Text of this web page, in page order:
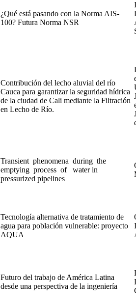
¿Qué está pasando con la Norma AIS-
100? Futura Norma NSR
Contribución del lecho aluvial del río
Cauca para garantizar la seguridad hídrica
de la ciudad de Cali mediante la Filtración
en Lecho de Río.
Transient phenomena during the
emptying process of water in
pressurized pipelines
Tecnología alternativa de tratamiento de
agua para población vulnerable: proyecto
AQUA
Futuro del trabajo de América Latina
desde una perspectiva de la ingeniería